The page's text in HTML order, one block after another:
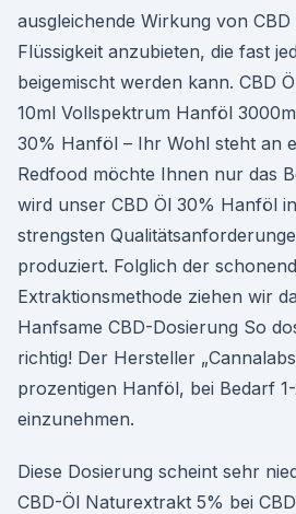
ausgleichende Wirkung von CBD
Flüssigkeit anzubieten, die fast
beigemischt werden kann. CBD
10ml Vollspektrum Hanföl
30% Hanföl – Ihr Wohl steht an
Redfood möchte Ihnen nur das
wird unser CBD Öl 30% Hanföl
strengsten
produziert. Folglich der
Extraktionsmethode ziehen wir
Hanfsame CBD-Dosierung So
richtig! Der Hersteller
prozentigen Hanföl, bei Bedarf
einzunehmen.
Diese Dosierung scheint sehr
CBD-Öl Naturextrakt 5% bei